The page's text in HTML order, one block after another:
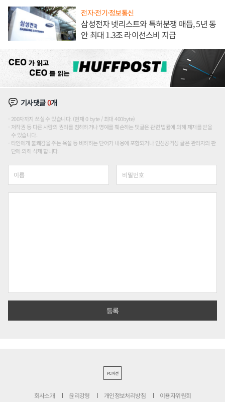
전자·전기·정보통신
삼성전자 넷리스트와 특허분쟁 매듭, 5년 동
안 최대 1.3조 라이선스비 지급
기사댓글0개
200자까지 쓰실 수 있습니다. (현재 0 byte / 최대 400byte)
저작권 등 다른 사람의 권리를 침해하거나 명예를 훼손하는 댓글은 관련 법률에 의해 제재를 받을
수 있습니다.
타인에게 불쾌감을 주는 욕설 등 비하하는 단어가 내용에 포함되거나 인신공격성 글은 관리자의 판
단에 의해 삭제 합니다.
PC버전
회사소개 윤리강령 개인정보처리방침 이용자위원회